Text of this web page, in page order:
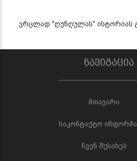
ვრცლად "ღუნღულას" ისტორიას
ნავიგაცია
მთავარი
საკონტაქტო
ჩვენ შესახებ